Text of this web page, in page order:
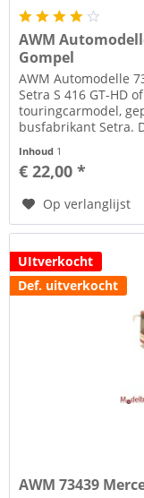
AWM
Gompel
AWM Automodelle
Setra S 416 GT-HD
touringcarmodel,
busfabrikant Setra.
Inhoud 1
€ 22,00 *
Op verlanglijst
UItverkocht
Def. uitverkocht
AWM 73439